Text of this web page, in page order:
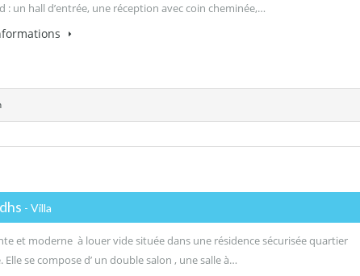
: un hall d’entrée, une réception avec coin cheminée,…
- Villa
et moderne à louer vide située dans une résidence sécurisée quartier
Elle se compose d’ un double salon , une salle à…